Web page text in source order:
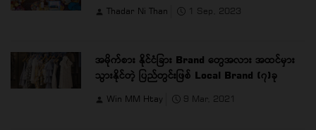
Thadar Ni Than 1 Sep, 2023
အမိုက်စား နိုင်ငံခြား Brand တွေအလား အထင်မှား
သွားနိုင်တဲ့ ပြည်တွင်းဖြစ် Local Brand (၇)ခု
Win MM Htay 9 Mar, 2021